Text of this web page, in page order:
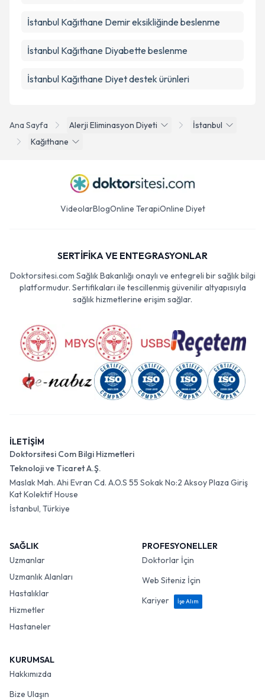
Ana Sayfa Alerji Eliminasyon Diyeti
İstanbul
Kağıthane
İstanbul Kağıthane Demir eksikliğinde beslenme
İstanbul Kağıthane Diyabette beslenme
İstanbul Kağıthane Diyet destek ürünleri
VideolarBlogOnline TerapiOnline Diyet
SERTİFİKA VE ENTEGRASYONLAR
Doktorsitesi.com Sağlık Bakanlığı onaylı ve entegreli bir sağlık bilgi
platformudur. Sertifikaları ile tescillenmiş güvenilir altyapısıyla
sağlık hizmetlerine erişim sağlar.
İLETİŞİM
Doktorsitesi Com Bilgi Hizmetleri
Teknoloji ve Ticaret A.Ş.
Maslak Mah. Ahi Evran Cd. A.O.S 55 Sokak No:2 Aksoy Plaza Giriş
Kat Kolektif House
İstanbul, Türkiye
SAĞLIK
Uzmanlar
Uzmanlık Alanları
Hastalıklar
Hizmetler
Hastaneler
PROFESYONELLER
Doktorlar İçin
Web Siteniz İçin
Kariyer
İşe Alım
KURUMSAL
Hakkımızda
Bize Ulaşın